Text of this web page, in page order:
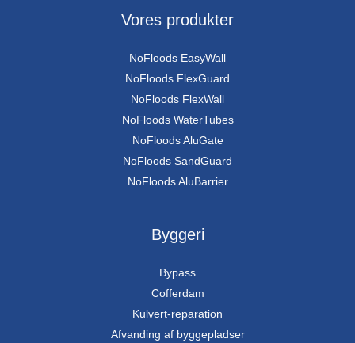
Vores produkter
NoFloods EasyWall
NoFloods FlexGuard
NoFloods FlexWall
NoFloods WaterTubes
NoFloods AluGate
NoFloods SandGuard
NoFloods AluBarrier
Byggeri
Bypass
Cofferdam
Kulvert-reparation
Afvanding af byggepladser